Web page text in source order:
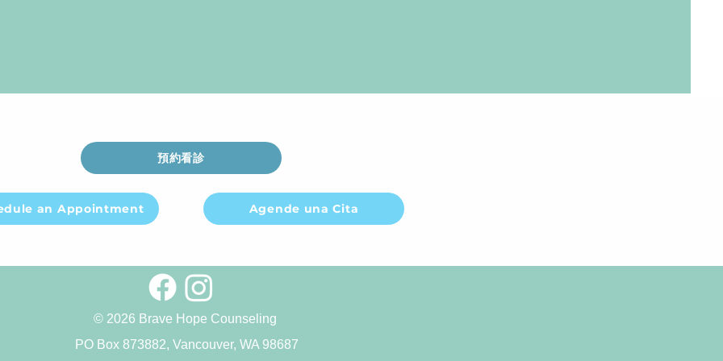
預約看診
an Appointment Agende una Cita
© 2026 Brave Hope Counseling
PO Box 873882, Vancouver, WA 98687